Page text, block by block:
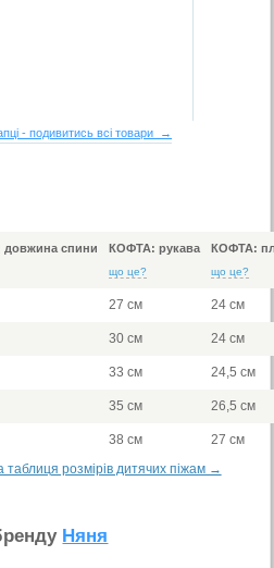
- подивитись всі товари →
спини КОФТА: рукава
що це?
КОФТА:
що це?
27 см 24 см
30 см 24 см
33 см 24,5 см
35 см 26,5 см
38 см
27 см
таблиця розмірів дитячих піжам →
Няня